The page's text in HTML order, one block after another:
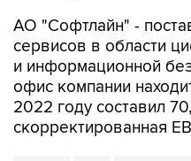
АО "Софтлайн" -
сервисов в области
и информационной
офис компании
2022 году составил
скорректированная